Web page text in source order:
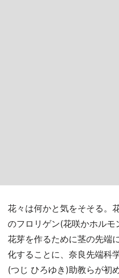
花々は何かと気をそそる。
のフロリゲン(花咲かホルモ
花芽を作るために茎の先端
化することに、奈良先端科
(つじ ひろゆき)助教らが初